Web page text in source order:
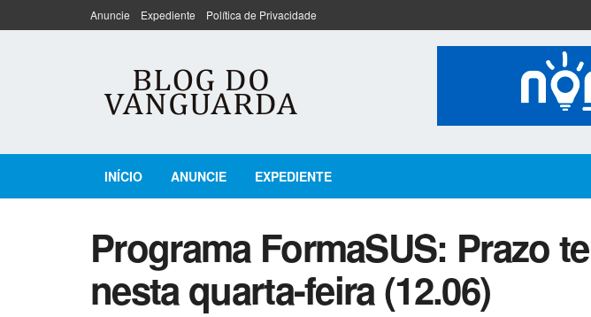
Anuncie Expediente Política de Privacidade
INÍCIO ANUNCIE EXPEDIENTE
Programa FormaSUS: Prazo
nesta quarta-feira (12.06)